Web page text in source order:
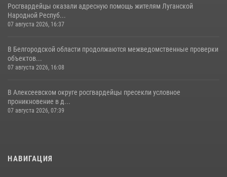
Росгвардейцы оказали адресную помощь жителям Луганской
Народной Респуб...
07 августа 2026, 16:37
В Белгородской области продолжаются межведомственные проверки
объектов...
07 августа 2026, 16:08
В Алексеевском округе росгвардейцы пресекли условное
проникновение в д...
07 августа 2026, 07:39
НАВИГАЦИЯ